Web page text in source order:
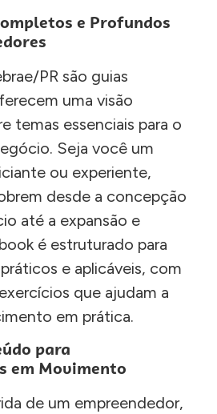
e Profundos
PR são guias
uma visão
temas essenciais para o
Seja você um
ou experiente,
desde a concepção
até a expansão e
é estruturado para
e aplicáveis, com
que ajudam a
em prática.
para
em Movimento
de um empreendedor,